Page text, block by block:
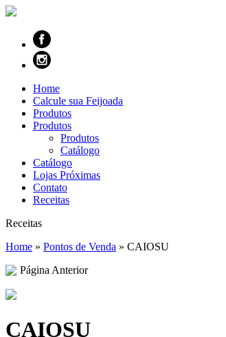
Home
Calcule sua Feijoada
Produtos
Produtos
Produtos
Catálogo
Catálogo
Lojas Próximas
Contato
Receitas
Receitas
Home » Pontos de Venda » CAIOSU
Página Anterior
CAIOSU